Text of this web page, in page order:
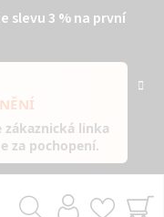
slevu 3 % na první
zákaznická linka
za pochopení.